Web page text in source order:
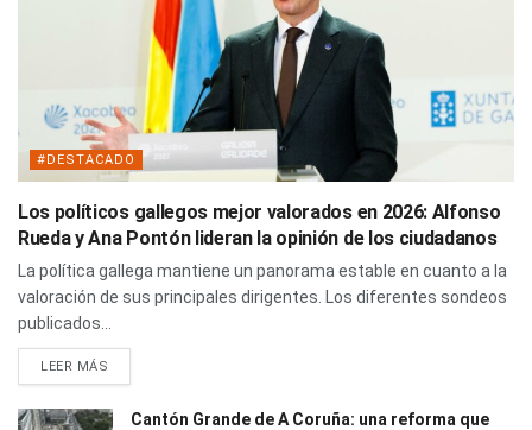
#DESTACADO
Los políticos gallegos mejor valorados en 2026: Alfonso
Rueda y Ana Pontón lideran la opinión de los ciudadanos
La política gallega mantiene un panorama estable en cuanto a la
valoración de sus principales dirigentes. Los diferentes sondeos
publicados...
LEER MÁS
Cantón Grande de A Coruña: una reforma que